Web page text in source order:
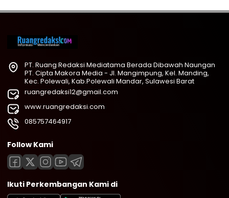
PT. Ruang Redaksi Mediatama Berada Dibawah Naungan
PT. Cipta Makora Media - Jl. Mangimpung, Kel. Manding,
Kec. Polewali, Kab.Polewali Mandar, Sulawesi Barat
ruangredaksi12@gmail.com
www.ruangredaksi.com
085757464917
Follow Kami
Ikuti Perkembangan Kami di